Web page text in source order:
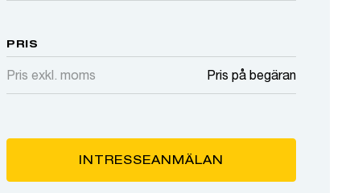
PRIS
Pris exkl. moms Pris på begäran
INTRESSEANMÄLAN